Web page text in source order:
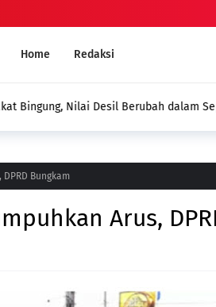
Home Redaksi
dalam Sepekan Tanpa Pendataan
Bungkam
Arus,